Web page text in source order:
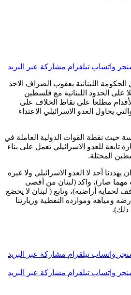
واتساب تيلقرام مشاركة عبر البريد
اللبنانية يعقوب الصراف الاحد
على الحدود اللبنانية مع فلسطين
مطلعا على نقاط الخلاف على
يحاول العدو الاسرائيلي الاعتداء
حيث نقطة القوات الدولية العاملة في
تابعة للعدو الاسرائيلي تعمل على بناء
المحتلة.
أحد لا العدو الاسرائيلي ولا غيره
مهما صار)، واكد (لبنان من أقصى
لحماية أراضيه)، وتابع ( لبنان لا يخضع
ومياهه وموارده النفطية وزيارتنا
ذلك).
واتساب تيلقرام مشاركة عبر البريد
واتساب تيلقرام مشاركة عبر البريد